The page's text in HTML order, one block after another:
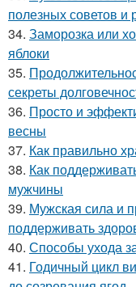
полезных советов и
34. Заморозка или
яблоки
35.
секреты
36. Просто и
весны
37. Как правильно
38. Как
мужчины
39. Мужская сила и
поддерживать
40. Способы ухода
41. Годичный цикл